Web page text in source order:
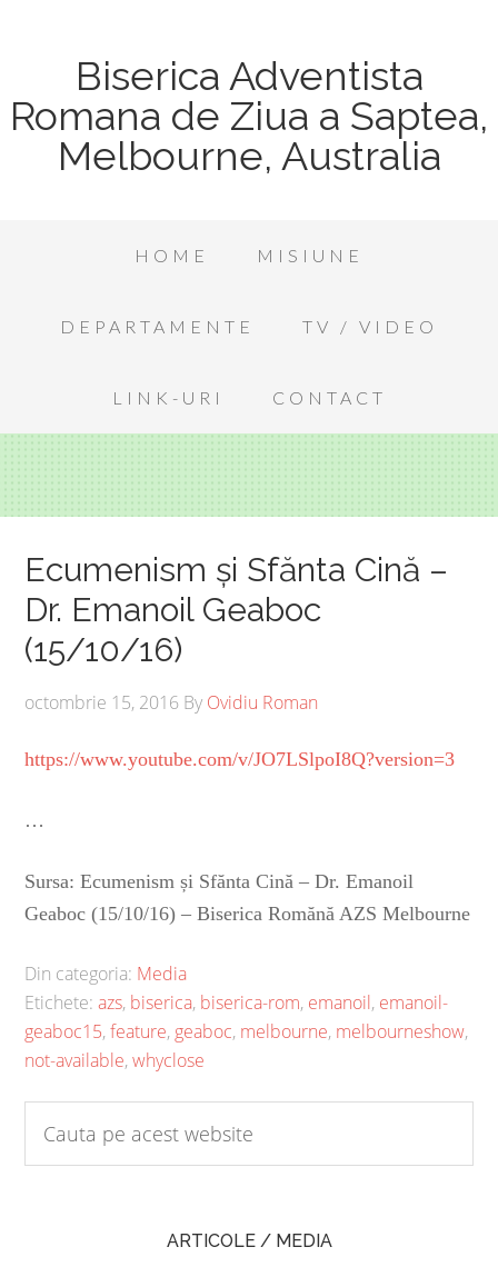
Biserica Adventista
Romana de Ziua a Saptea,
Melbourne, Australia
HOME MISIUNE
DEPARTAMENTE TV / VIDEO
LINK-URI CONTACT
Ecumenism și Sfănta Cină –
Dr. Emanoil Geaboc
(15/10/16)
octombrie 15, 2016 By Ovidiu Roman
https://www.youtube.com/v/JO7LSlpoI8Q?version=3
…
Sursa: Ecumenism și Sfănta Cină – Dr. Emanoil
Geaboc (15/10/16) – Biserica Romănă AZS Melbourne
Din categoria: Media
Etichete:azs, biserica, biserica-rom, emanoil, emanoil-
geaboc15,feature, geaboc, melbourne, melbourneshow,
not-available,whyclose
ARTICOLE / MEDIA